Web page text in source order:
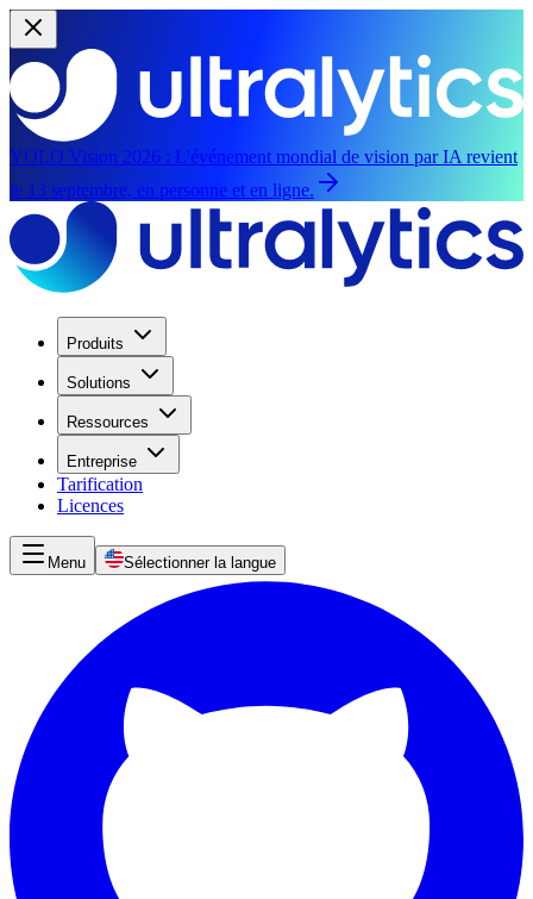
YOLO Vision 2026 : L'événement mondial de vision par IA revient
le 13 septembre, en personne et en ligne.
Produits
Solutions
Ressources
Entreprise
Tarification
Licences
Menu Sélectionner la langue